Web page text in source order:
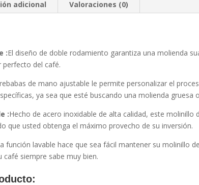
adicional Valoraciones (0)
:El diseño de doble rodamiento garantiza una molienda
perfecto del café.
de mano ajustable le permite personalizar el
ya sea que esté buscando una molienda gruesa
:Hecho de acero inoxidable de alta calidad, este molinillo
que usted obtenga el máximo provecho de su inversión.
función lavable hace que sea fácil mantener su molinillo
café siempre sabe muy bien.